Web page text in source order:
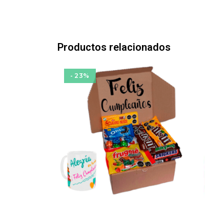
Productos relacionados
- 23%